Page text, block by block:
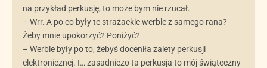
na przykład perkusję, to może bym nie rzucał.
– Wrr. A po co były te strażackie werble z samego rana?
Żeby mnie upokorzyć? Poniżyć?
– Werble były po to, żebyś doceniła zalety perkusji
elektronicznej. I… zasadniczo ta perkusja to mój świąteczny